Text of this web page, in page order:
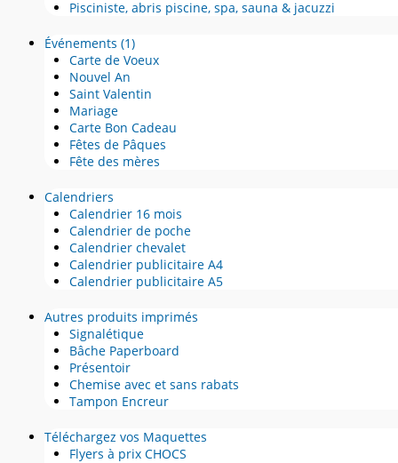
Pisciniste, abris piscine, spa, sauna & jacuzzi
Événements(1)
Carte de Voeux
Nouvel An
Saint Valentin
Mariage
Carte Bon Cadeau
Fêtes de Pâques
Fête des mères
Calendriers
Calendrier 16 mois
Calendrier de poche
Calendrier chevalet
Calendrier publicitaire A4
Calendrier publicitaire A5
Autres produits imprimés
Signalétique
Bâche Paperboard
Présentoir
Chemise avec et sans rabats
Tampon Encreur
Téléchargez vos Maquettes
Flyers à prix CHOCS